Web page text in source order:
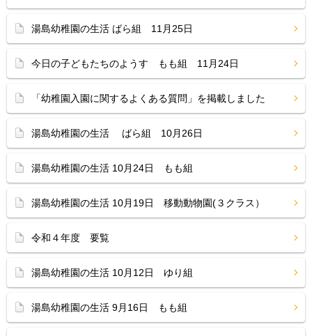
湯島幼稚園の生活 ばら組 11月25日
今日の子どもたちのようす もも組 11月24日
「幼稚園入園に関するよくある質問」を掲載しました
湯島幼稚園の生活 ばら組 10月26日
湯島幼稚園の生活 10月24日 もも組
湯島幼稚園の生活 10月19日 移動動物園(３クラス）
令和４年度 要覧
湯島幼稚園の生活 10月12日 ゆり組
湯島幼稚園の生活 9月16日 もも組